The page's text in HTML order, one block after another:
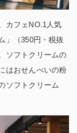
カフェNO.1人気
」（350円・税抜
ソフトクリームの
はおせんべいの粉
ソフトクリーム